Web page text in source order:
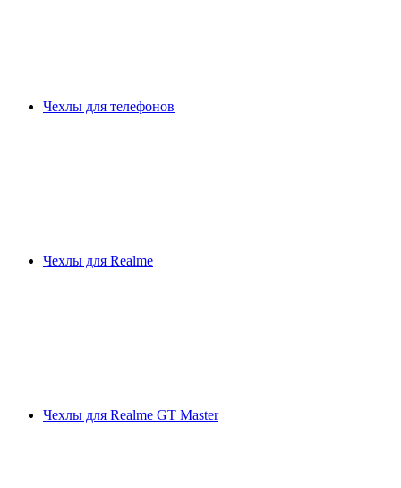
Чехлы для телефонов
Чехлы для Realme
Чехлы для Realme GT Master